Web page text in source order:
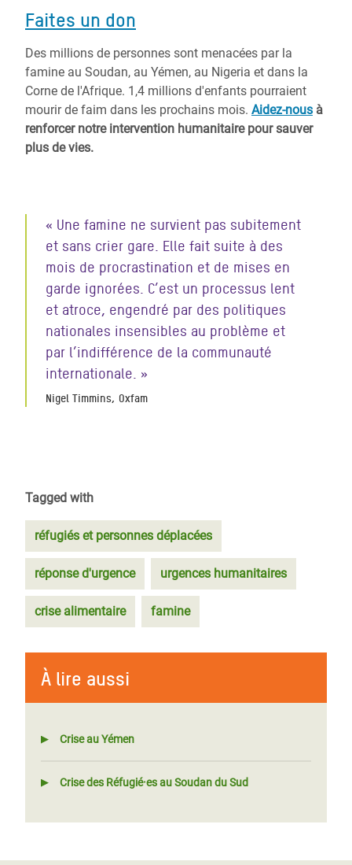
Faites un don
Des millions de personnes sont menacées par la
famine au Soudan, au Yémen, au Nigeria et dans la
Corne de l'Afrique. 1,4 millions d'enfants pourraient
mourir de faim dans les prochains mois. Aidez-nous à
renforcer notre intervention humanitaire pour sauver
plus de vies.
« Une famine ne survient pas subitement
et sans crier gare. Elle fait suite à des
mois de procrastination et de mises en
garde ignorées. C’est un processus lent
et atroce, engendré par des politiques
nationales insensibles au problème et
par l’indifférence de la communauté
internationale. »
Nigel Timmins, Oxfam
Tagged with
réfugiés et personnes déplacées
réponse d'urgence urgences humanitaires
crise alimentaire famine
À lire aussi
Crise au Yémen
Crise des Réfugié·es au Soudan du Sud